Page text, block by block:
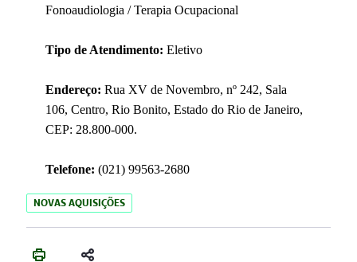
Fonoaudiologia / Terapia Ocupacional
Tipo de Atendimento: Eletivo
Endereço: Rua XV de Novembro, nº 242, Sala
106, Centro, Rio Bonito, Estado do Rio de Janeiro,
CEP: 28.800-000.
Telefone: (021) 99563-2680
NOVAS AQUISIÇÕES